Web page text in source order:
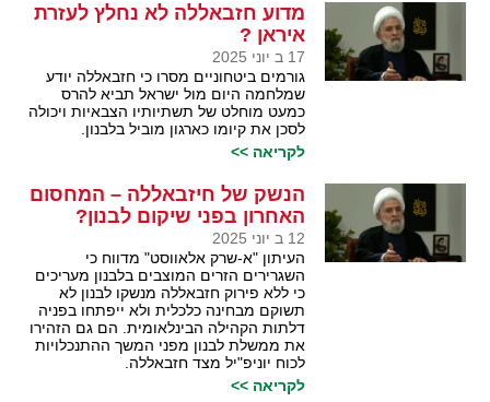
מדוע חזבאללה לא נחלץ לעזרת
איראן ?
17 ב יוני 2025
גורמים ביטחוניים מסרו כי חזבאללה יודע
שמלחמה היום מול ישראל תביא להרס
כמעט מוחלט של תשתיותיו הצבאיות ויכולה
לסכן את קיומו כארגון מוביל בלבנון.
לקריאה >>
הנשק של חיזבאללה – המחסום
האחרון בפני שיקום לבנון?
12 ב יוני 2025
העיתון "א-שרק אלאווסט" מדווח כי
השגרירים הזרים המוצבים בלבנון מעריכים
כי ללא פירוק חזבאללה מנשקו לבנון לא
תשוקם מבחינה כלכלית ולא ייפתחו בפניה
דלתות הקהילה הבינלאומית. הם גם הזהירו
את ממשלת לבנון מפני המשך ההתנכלויות
לכוח יוניפ"יל מצד חזבאללה.
לקריאה >>